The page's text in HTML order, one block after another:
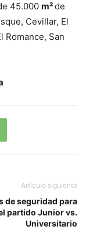
45.000 m²de
Cevillar, El
Romance, San
Artículo siguiente
de seguridad para
partido Junior vs.
Universitario